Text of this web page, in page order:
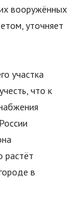
вооружённых
уточняет
участка
что к
растёт
в